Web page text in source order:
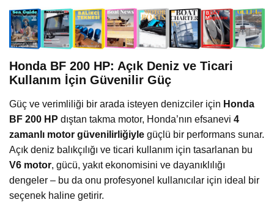
Honda BF 200 HP: Açık Deniz ve Ticari
Kullanım İçin Güvenilir Güç
Güç ve verimliliği bir arada isteyen denizciler için Honda
BF 200 HP dıştan takma motor, Honda’nın efsanevi 4
zamanlı motor güvenilirliğiyle güçlü bir performans sunar.
Açık deniz balıkçılığı ve ticari kullanım için tasarlanan bu
V6 motor, gücü, yakıt ekonomisini ve dayanıklılığı
dengeler – bu da onu profesyonel kullanıcılar için ideal bir
seçenek haline getirir.